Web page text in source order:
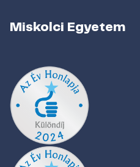
Miskolci Egyetem